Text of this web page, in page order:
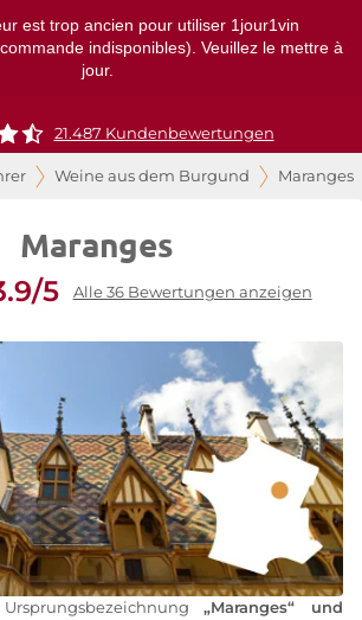
est trop ancien pour utiliser 1jour1vin
indisponibles). Veuillez le mettre à
jour.
21.487 Kundenbewertungen
Weine aus dem Burgund Maranges
Maranges
5 Alle 36 Bewertungen anzeigen
„Maranges“ und